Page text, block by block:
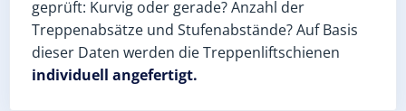
geprüft: Kurvig oder gerade? Anzahl der
Treppenabsätze und Stufenabstände? Auf Basis
dieser Daten werden die Treppenliftschienen
individuell angefertigt.